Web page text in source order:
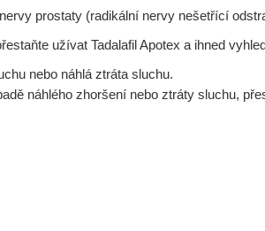
prostaty (radikální nervy nešetřící
užívat Tadalafil Apotex a ihned
nebo náhlá ztráta sluchu.
náhlého zhoršení nebo ztráty sluchu,